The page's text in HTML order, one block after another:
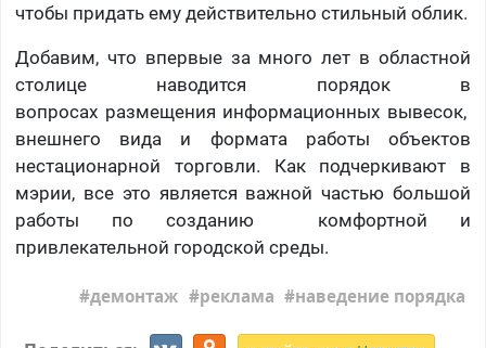
чтобы придать ему действительно стильный облик.
Добавим, что впервые за много лет в областной
столице наводится порядок в
вопросах размещения информационных вывесок,
внешнего вида и формата работы объектов
нестационарной торговли. Как подчеркивают в
мэрии, все это является важной частью большой
работы по созданию комфортной и
привлекательной городской среды.
демонтаж реклама наведение порядка